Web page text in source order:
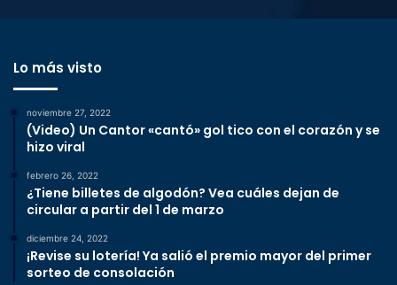
Lo más visto
noviembre 27, 2022
(Video) Un Cantor «cantó» gol tico con el corazón y se
hizo viral
febrero 26, 2022
¿Tiene billetes de algodón? Vea cuáles dejan de
circular a partir del 1 de marzo
diciembre 24, 2022
¡Revise su lotería! Ya salió el premio mayor del primer
sorteo de consolación